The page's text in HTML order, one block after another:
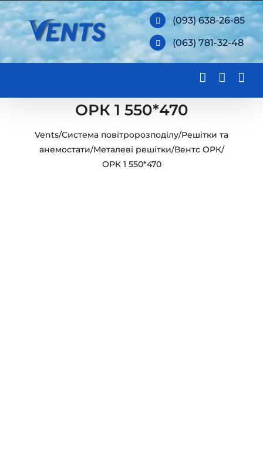
Skip
to
content
(093) 638-26-85
(063) 781-32-48
ОРК 1 550*470
Vents/Система повітророзподілу/Решітки та
анемостати/Металеві решітки/Вентс ОРК/
ОРК 1 550*470